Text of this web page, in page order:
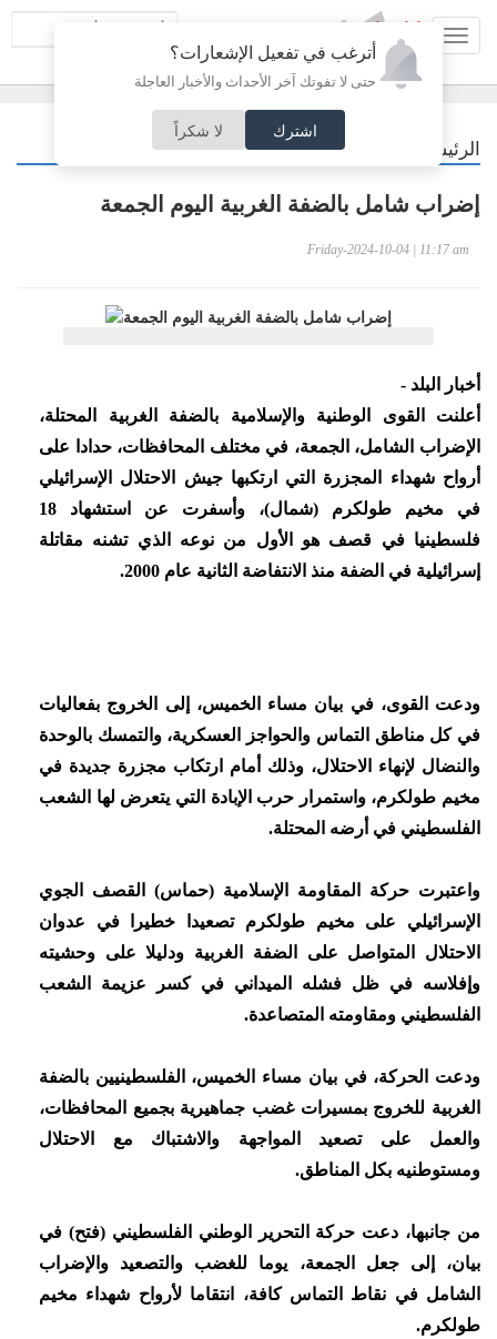
أترغب في تفعيل الإشعارات؟
حتى لا تفوتك آخر الأحداث والأخبار العاجلة
اشترك لا شكراً
الرئيسية
إضراب شامل بالضفة الغربية اليوم الجمعة
Friday-2024-10-04 | 11:17 am
أخبار البلد -
أعلنت القوى الوطنية والإسلامية بالضفة الغربية المحتلة،
الإضراب الشامل، الجمعة، في مختلف المحافظات، حدادا على
أرواح شهداء المجزرة التي ارتكبها جيش الاحتلال الإسرائيلي
في مخيم طولكرم (شمال)، وأسفرت عن استشهاد 18
فلسطينيا في قصف هو الأول من نوعه الذي تشنه مقاتلة
إسرائيلية في الضفة منذ الانتفاضة الثانية عام 2000.
ودعت القوى، في بيان مساء الخميس، إلى الخروج بفعاليات
في كل مناطق التماس والحواجز العسكرية، والتمسك بالوحدة
والنضال لإنهاء الاحتلال، وذلك أمام ارتكاب مجزرة جديدة في
مخيم طولكرم، واستمرار حرب الإبادة التي يتعرض لها الشعب
الفلسطيني في أرضه المحتلة.
واعتبرت حركة المقاومة الإسلامية (حماس) القصف الجوي
الإسرائيلي على مخيم طولكرم تصعيدا خطيرا في عدوان
الاحتلال المتواصل على الضفة الغربية ودليلا على وحشيته
وإفلاسه في ظل فشله الميداني في كسر عزيمة الشعب
الفلسطيني ومقاومته المتصاعدة.
ودعت الحركة، في بيان مساء الخميس، الفلسطينيين بالضفة
الغربية للخروج بمسيرات غضب جماهيرية بجميع المحافظات،
والعمل على تصعيد المواجهة والاشتباك مع الاحتلال
ومستوطنيه بكل المناطق.
من جانبها، دعت حركة التحرير الوطني الفلسطيني (فتح) في
بيان، إلى جعل الجمعة، يوما للغضب والتصعيد والإضراب
الشامل في نقاط التماس كافة، انتقاما لأرواح شهداء مخيم
طولكرم.